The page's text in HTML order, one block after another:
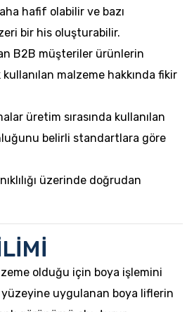
hafif olabilir ve bazı
bir his oluşturabilir.
B2B müşteriler ürünlerin
kullanılan malzeme hakkında fikir
üretim sırasında kullanılan
belirli standartlara göre
üzerinde doğrudan
olduğu için boya işlemini
yüzeyine uygulanan boya liflerin